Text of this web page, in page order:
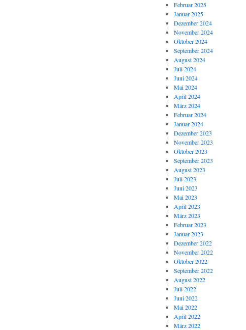
Februar 2025
Januar 2025
Dezember 2024
November 2024
Oktober 2024
September 2024
August 2024
Juli 2024
Juni 2024
Mai 2024
April 2024
März 2024
Februar 2024
Januar 2024
Dezember 2023
November 2023
Oktober 2023
September 2023
August 2023
Juli 2023
Juni 2023
Mai 2023
April 2023
März 2023
Februar 2023
Januar 2023
Dezember 2022
November 2022
Oktober 2022
September 2022
August 2022
Juli 2022
Juni 2022
Mai 2022
April 2022
März 2022